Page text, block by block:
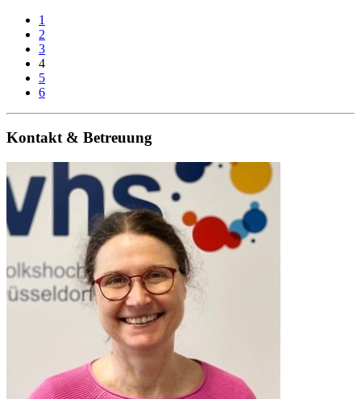
1
2
3
4
5
6
Kontakt & Betreuung